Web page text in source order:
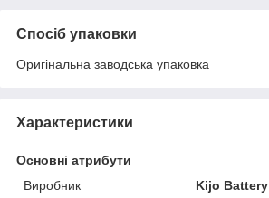
Спосіб упаковки
Оригінальна заводська упаковка
Характеристики
Основні атрибути
Виробник
Kijo Battery